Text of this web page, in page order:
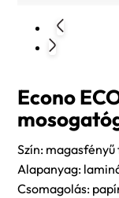
Econo
Szín:
Alapanyag:
Csomagolás: